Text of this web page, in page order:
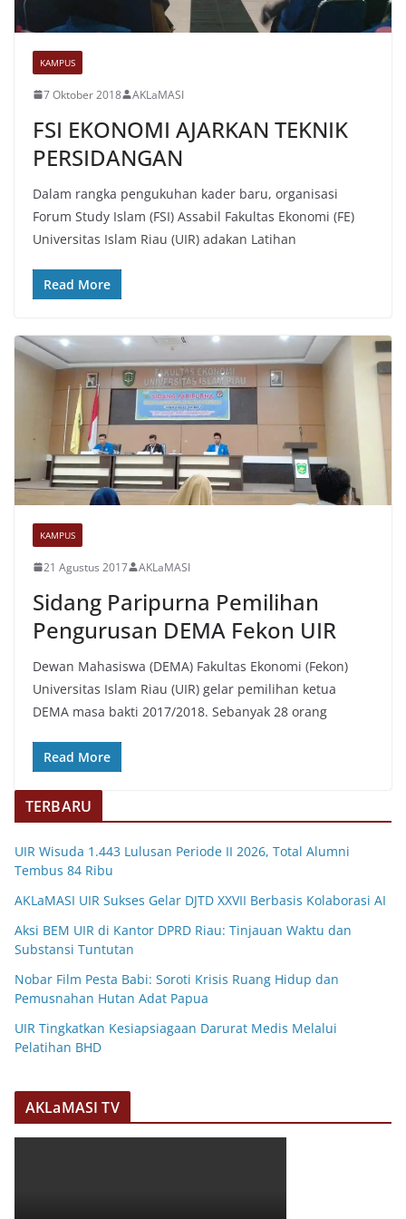
KAMPUS
7 Oktober 2018 AKLaMASI
FSI EKONOMI AJARKAN TEKNIK
PERSIDANGAN
Dalam rangka pengukuhan kader baru, organisasi
Forum Study Islam (FSI) Assabil Fakultas Ekonomi (FE)
Universitas Islam Riau (UIR) adakan Latihan
Read More
KAMPUS
21 Agustus 2017 AKLaMASI
Sidang Paripurna Pemilihan
Pengurusan DEMA Fekon UIR
Dewan Mahasiswa (DEMA) Fakultas Ekonomi (Fekon)
Universitas Islam Riau (UIR) gelar pemilihan ketua
DEMA masa bakti 2017/2018. Sebanyak 28 orang
Read More
TERBARU
UIR Wisuda 1.443 Lulusan Periode II 2026, Total Alumni
Tembus 84 Ribu
AKLaMASI UIR Sukses Gelar DJTD XXVII Berbasis Kolaborasi AI
Aksi BEM UIR di Kantor DPRD Riau: Tinjauan Waktu dan
Substansi Tuntutan
Nobar Film Pesta Babi: Soroti Krisis Ruang Hidup dan
Pemusnahan Hutan Adat Papua
UIR Tingkatkan Kesiapsiagaan Darurat Medis Melalui
Pelatihan BHD
AKLaMASI TV